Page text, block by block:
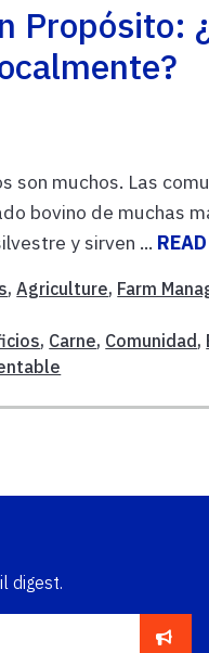
Propósito:
son muchos. Las
bovino de muchas
y sirven ...
,Agriculture, Farm
, Carne, Comunidad,
digest.